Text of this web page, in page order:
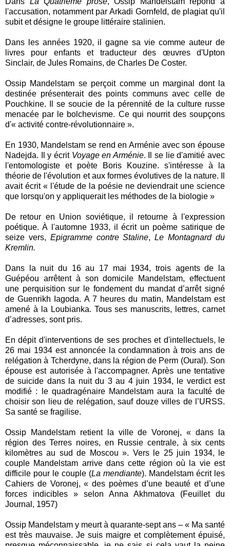
l'accusation, notamment par Arkadi Gornfeld, de plagiat qu'il
subit et désigne le groupe littéraire stalinien.
Dans les années 1920, il gagne sa vie comme auteur de
livres pour enfants et traducteur des œuvres d'Upton
Sinclair, de Jules Romains, de Charles De Coster.
Ossip Mandelstam se perçoit comme un marginal dont la
destinée présenterait des points communs avec celle de
Pouchkine. Il se soucie de la pérennité de la culture russe
menacée par le bolchevisme. Ce qui nourrit des soupçons
d'« activité contre-révolutionnaire ».
En 1930, Mandelstam se rend en Arménie avec son épouse
Nadejda. Il y écrit Voyage en Arménie. Il se lie d'amitié avec
l'entomologiste et poète Boris Kouzine. s'intéresse à la
théorie de l'évolution et aux formes évolutives de la nature. Il
avait écrit « l'étude de la poésie ne deviendrait une science
que lorsqu'on y appliquerait les méthodes de la biologie »
De retour en Union soviétique, il retourne à l'expression
poétique. À l'automne 1933, il écrit un poème satirique de
seize vers, Epigramme contre Staline,Le Montagnard du
Kremlin.
Dans la nuit du 16 au 17 mai 1934, trois agents de la
Guépéou arrêtent à son domicile Mandelstam, effectuent
une perquisition sur le fondement du mandat d’arrêt signé
de Guenrikh Iagoda. A 7 heures du matin, Mandelstam est
amené à la Loubianka. Tous ses manuscrits, lettres, carnet
d’adresses, sont pris.
En dépit d'interventions de ses proches et d'intellectuels, le
26 mai 1934 est annoncée la condamnation à trois ans de
relégation à Tcherdyne, dans la région de Perm (Oural). Son
épouse est autorisée à l'accompagner. Après une tentative
de suicide dans la nuit du 3 au 4 juin 1934, le verdict est
modifié : le quadragénaire Mandelstam aura la faculté de
choisir son lieu de relégation, sauf douze villes de l’URSS.
Sa santé se fragilise.
Ossip Mandelstam retient la ville de Voronej, « dans la
région des Terres noires, en Russie centrale, à six cents
kilomètres au sud de Moscou ». Vers le 25 juin 1934, le
couple Mandelstam arrive dans cette région où la vie est
difficile pour le couple (La mendiante). Mandelstam écrit les
Cahiers de Voronej, « des poèmes d’une beauté et d’une
forces indicibles » selon Anna Akhmatova (Feuillet du
Journal, 1957)
Ossip Mandelstam y meurt à quarante-sept ans – « Ma santé
est très mauvaise. Je suis maigre et complètement épuisé,